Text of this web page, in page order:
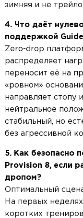
зимняя и не
4. Что даёт
поддержкой
Zero-drop
распределяет
переносит её на
«ровном»
направляет стопу
нейтральное
стабильный, но
без агрессивной
5. Как безопасно
Provision 8, если
дропом?
Оптимальный
На первых
коротких